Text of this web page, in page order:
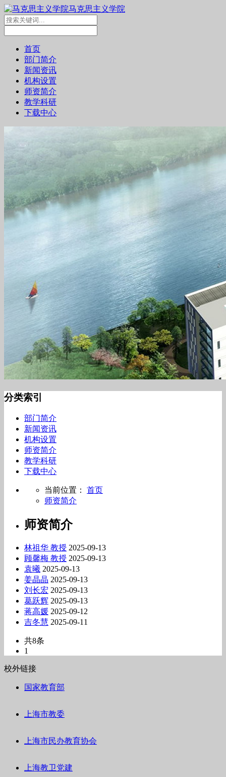
马克思主义学院
首页
部门简介
新闻资讯
机构设置
师资简介
教学科研
下载中心
分类索引
部门简介
新闻资讯
机构设置
师资简介
教学科研
下载中心
当前位置： 首页
师资简介
师资简介
林祖华 教授 2025-09-13
顾馨梅 教授 2025-09-13
袁曦 2025-09-13
姜晶晶 2025-09-13
刘长宏 2025-09-13
葛跃辉 2025-09-13
蒋高媛 2025-09-12
吉冬慧 2025-09-11
共8条
1
校外链接
国家教育部
上海市教委
上海市民办教育协会
上海教卫党建